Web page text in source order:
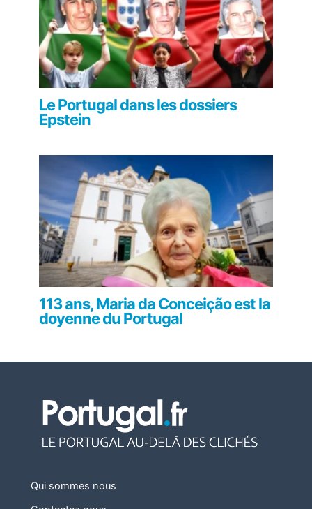
Le Portugal dans les dossiers
Epstein
113 ans, Maria da Conceição est la
doyenne du Portugal
Qui sommes nous